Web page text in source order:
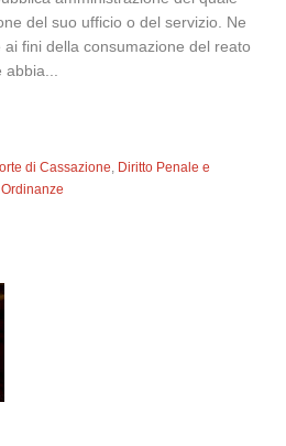
del suo ufficio o del servizio. Ne
fini della consumazione del reato
di Cassazione, Diritto Penale e